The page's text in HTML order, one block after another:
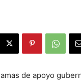
de apoyo